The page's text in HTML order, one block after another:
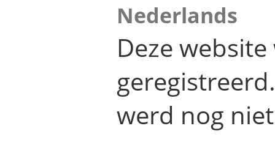
Nederlands
Deze
werd nog